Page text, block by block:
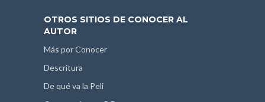
OTROS SITIOS DE CONOCER AL
AUTOR
Más por Conocer
Descritura
De qué va la Peli